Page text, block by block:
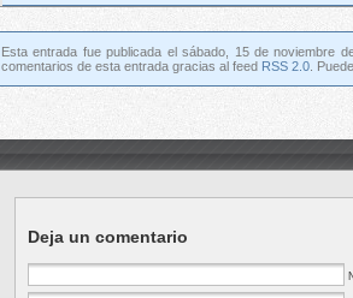
Esta entrada fue publicada el sábado, 15 de noviembre
comentarios de esta entrada gracias al feed RSS 2.0 . Puede
Deja un comentario